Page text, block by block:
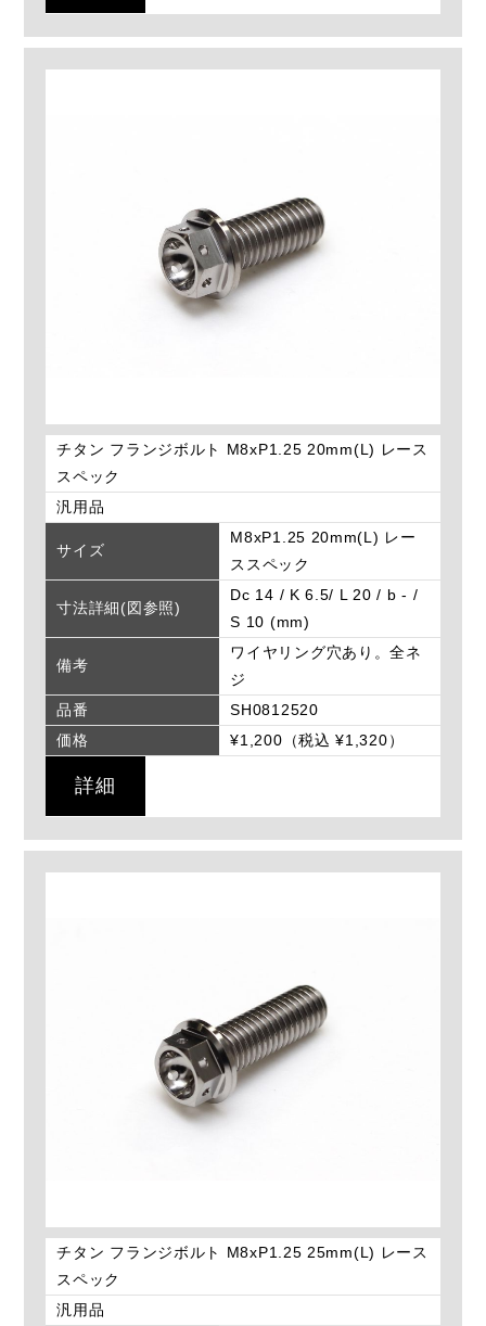
チタン フランジボルト M8xP1.25 20mm(L) レース
スペック
汎用品
サイズ
M8xP1.25 20mm(L) レー
ススペック
寸法詳細(図参照)
Dc 14 / K 6.5/ L 20 / b - /
S 10 (mm)
備考
ワイヤリング穴あり。全ネ
ジ
品番
SH0812520
価格
¥1,200（税込 ¥1,320）
詳細
チタン フランジボルト M8xP1.25 25mm(L) レース
スペック
汎用品